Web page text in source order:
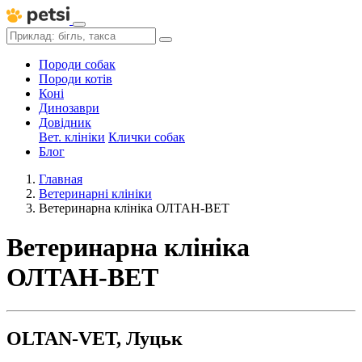
Породи собак
Породи котів
Коні
Динозаври
Довідник
Вет. клініки Клички собак
Блог
Главная
Ветеринарні клініки
Ветеринарна клініка ОЛТАН-ВЕТ
Ветеринарна клініка
ОЛТАН-ВЕТ
OLTAN-VET, Луцьк